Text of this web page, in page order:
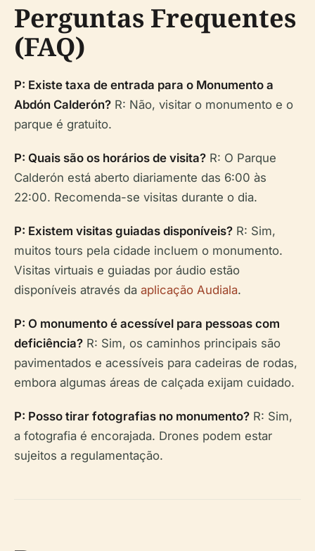
Perguntas Frequentes
(FAQ)
P: Existe taxa de entrada para o Monumento a
Abdón Calderón? R: Não, visitar o monumento e o
parque é gratuito.
P: Quais são os horários de visita? R: O Parque
Calderón está aberto diariamente das 6:00 às
22:00. Recomenda-se visitas durante o dia.
P: Existem visitas guiadas disponíveis? R: Sim,
muitos tours pela cidade incluem o monumento.
Visitas virtuais e guiadas por áudio estão
disponíveis através da aplicação Audiala.
P: O monumento é acessível para pessoas com
deficiência? R: Sim, os caminhos principais são
pavimentados e acessíveis para cadeiras de rodas,
embora algumas áreas de calçada exijam cuidado.
P: Posso tirar fotografias no monumento? R: Sim,
a fotografia é encorajada. Drones podem estar
sujeitos a regulamentação.